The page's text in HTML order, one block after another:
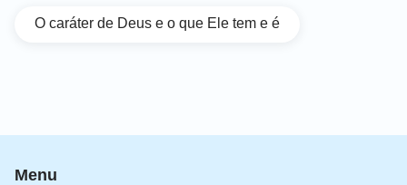
O caráter de Deus e o que Ele tem e é
Menu